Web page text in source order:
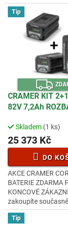
baterie představují
skok v technologii
protože...
Tip
Z
D
A
R
M
CRAMER KIT
82V 7,2Ah
Skladem (1 ks)
25 373 Kč
DO
AKCE CRAMER
BATERIE ZDARMA
KONCOVÉ
zakoupíte
CORE530, obdržíte
stejné kapacity
Tip